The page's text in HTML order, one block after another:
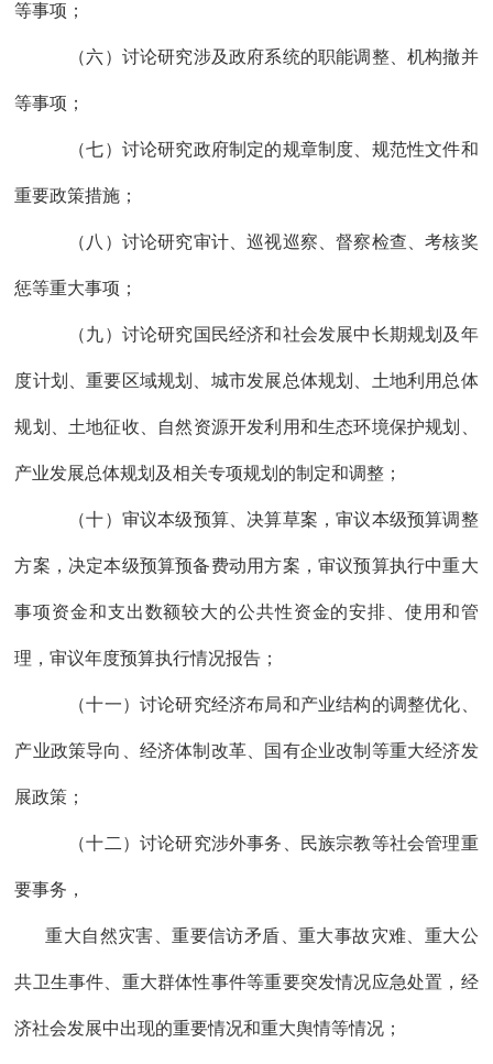
等事项；
（六）讨论研究涉及政府系统的职能调整、机构撤并
等事项；
（七）讨论研究政府制定的规章制度、规范性文件和
重要政策措施；
（八）讨论研究审计、巡视巡察、督察检查、考核奖
惩等重大事项；
（九）讨论研究国民经济和社会发展中长期规划及年
度计划、重要区域规划、城市发展总体规划、 土地利用总体
规划 、土地征收 、自然资源开发利用和生态环境保护规划、
产业发展总体规划及相关专项规划的制定和调整；
（十）审议本级预算、决算草案，审议本级预算调整
方案 ，决定本级预算预备费动用方案 ，审议预算执行中重大
事项资金和支出数额较大的公共性资金的安排、使用和管
理 ，审议年度预算执行情况报告 ；
（十一）讨论研究经济布局和产业结构的调整优化、
产业政策导向、经济体制改革、国有企业改制等重大经济发
展政策；
（十二 ）讨论研究涉外事务、民族宗教等社会管理重
要事务，
重大自然灾害、重要信访矛盾、重大事故灾难、重大公
共卫生事件、重大群体性事件等重要突发情况应急处置，经
济社会发展中出现的重要情况和重大舆情等情况；